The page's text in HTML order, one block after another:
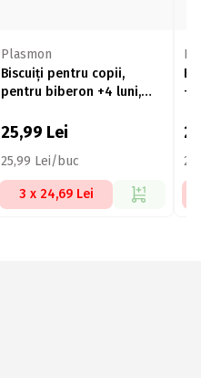
Plasmon
Biscuiți pentru copii,
pentru biberon +4 luni,
25,99 Lei
25,99 Lei/buc
3 x 24,69 Lei